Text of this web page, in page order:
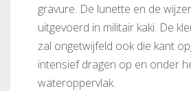
gravure. De lunette en de
uitgevoerd in militair kaki. De
zal ongetwijfeld ook die kant
intensief dragen op en onder
wateroppervlak.